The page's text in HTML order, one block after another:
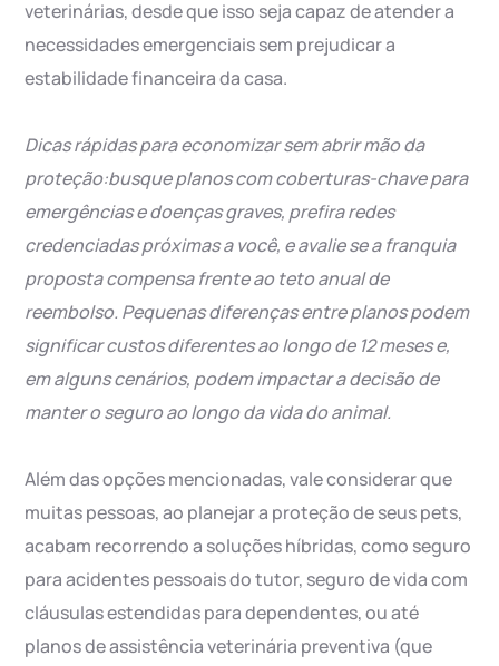
veterinárias, desde que isso seja capaz de atender a
necessidades emergenciais sem prejudicar a
estabilidade financeira da casa.
Dicas rápidas para economizar sem abrir mão da
proteção:busque planos com coberturas-chave para
emergências e doenças graves, prefira redes
credenciadas próximas a você, e avalie se a franquia
proposta compensa frente ao teto anual de
reembolso. Pequenas diferenças entre planos podem
significar custos diferentes ao longo de 12 meses e,
em alguns cenários, podem impactar a decisão de
manter o seguro ao longo da vida do animal.
Além das opções mencionadas, vale considerar que
muitas pessoas, ao planejar a proteção de seus pets,
acabam recorrendo a soluções híbridas, como seguro
para acidentes pessoais do tutor, seguro de vida com
cláusulas estendidas para dependentes, ou até
planos de assistência veterinária preventiva (que